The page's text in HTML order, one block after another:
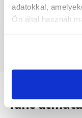
adatokkal,
Ön által használt
Tánc